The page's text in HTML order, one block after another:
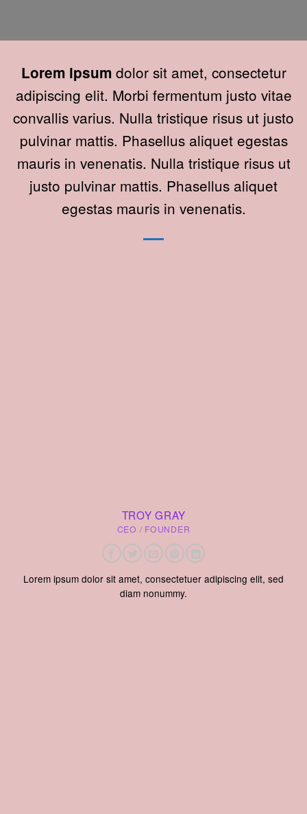
Lorem ipsumdolor sit amet, consectetur
adipiscing elit. Morbi fermentum justo vitae
convallis varius. Nulla tristique risus ut justo
pulvinar mattis. Phasellus aliquet egestas
mauris in venenatis. Nulla tristique risus ut
justo pulvinar mattis. Phasellus aliquet
egestas mauris in venenatis.
TROY GRAY
CEO / FOUNDER
Lorem ipsum dolor sit amet, consectetuer adipiscing elit, sed
diam nonummy.